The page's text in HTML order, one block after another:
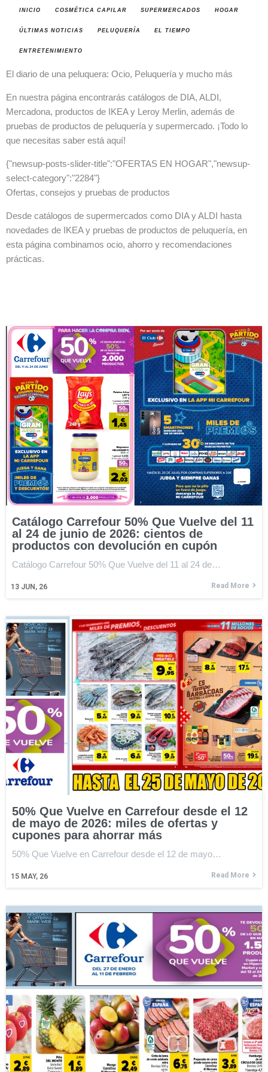
INICIO COSMÉTICA CAPILAR SUPERMERCADOS HOGAR
ÚLTIMAS NOTICIAS PELUQUERÍA EL TIEMPO
ENTRETENIMIENTO
El diario de una peluquera: Ocio, Peluquería y mucho más
En nuestra página encontrarás catálogos de DIA, ALDI,
Mercadona, productos de IKEA y Leroy Merlin, además de
pruebas de productos de peluquería y supermercado. ¡Todo lo
que necesitas saber está aquí!
{"newsup-posts-slider-title":"OFERTAS EN HOGAR","newsup-
select-category":"2284"}
Ofertas, consejos y pruebas de productos
Desde catálogos de supermercados como DIA y ALDI hasta
novedades de IKEA y pruebas de productos de peluquería, en
esta página combinamos ocio, ahorro y recomendaciones
prácticas.
Catálogo Carrefour 50% Que Vuelve del 11
al 24 de junio de 2026: cientos de
productos con devolución en cupón
13 JUN, 26
Catálogo Carrefour 50% Que Vuelve del 11 al 24 de…
Read More
50% Que Vuelve en Carrefour desde el 12
de mayo de 2026: miles de ofertas y
cupones para ahorrar más
15 MAY, 26
50% Que Vuelve en Carrefour desde el 12 de mayo…
Read More